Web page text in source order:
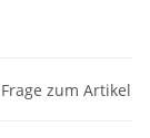
Frage zum Artikel